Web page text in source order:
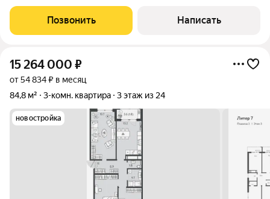
Позвонить Написать
15 264 000 ₽
от 54 834 ₽ в месяц
84,8 м²
3-комн. квартира 3 этаж из 24
новостройка